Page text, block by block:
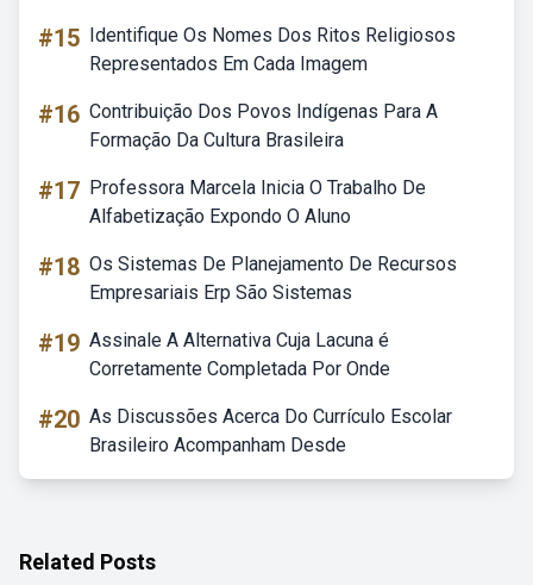
#15 Identifique Os Nomes Dos Ritos Religiosos
Representados Em Cada Imagem
#16 Contribuição Dos Povos Indígenas Para A
Formação Da Cultura Brasileira
#17 Professora Marcela Inicia O Trabalho De
Alfabetização Expondo O Aluno
#18 Os Sistemas De Planejamento De Recursos
Empresariais Erp São Sistemas
#19 Assinale A Alternativa Cuja Lacuna é
Corretamente Completada Por Onde
#20 As Discussões Acerca Do Currículo Escolar
Brasileiro Acompanham Desde
Related Posts